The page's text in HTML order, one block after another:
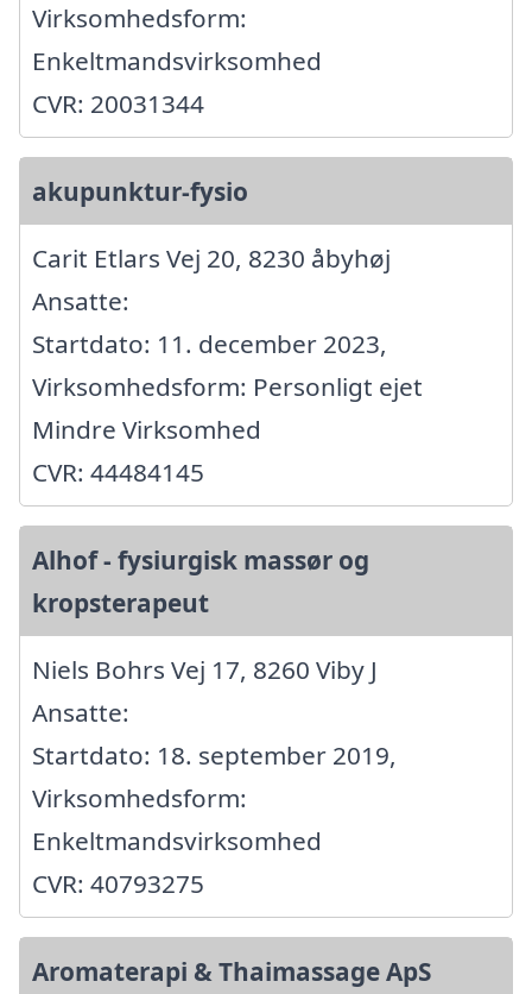
Virksomhedsform:
Enkeltmandsvirksomhed
CVR: 20031344
akupunktur-fysio
Carit Etlars Vej 20, 8230 åbyhøj
Ansatte:
Startdato: 11. december 2023,
Virksomhedsform: Personligt ejet
Mindre Virksomhed
CVR: 44484145
Alhof - fysiurgisk massør og
kropsterapeut
Niels Bohrs Vej 17, 8260 Viby J
Ansatte:
Startdato: 18. september 2019,
Virksomhedsform:
Enkeltmandsvirksomhed
CVR: 40793275
Aromaterapi & Thaimassage ApS